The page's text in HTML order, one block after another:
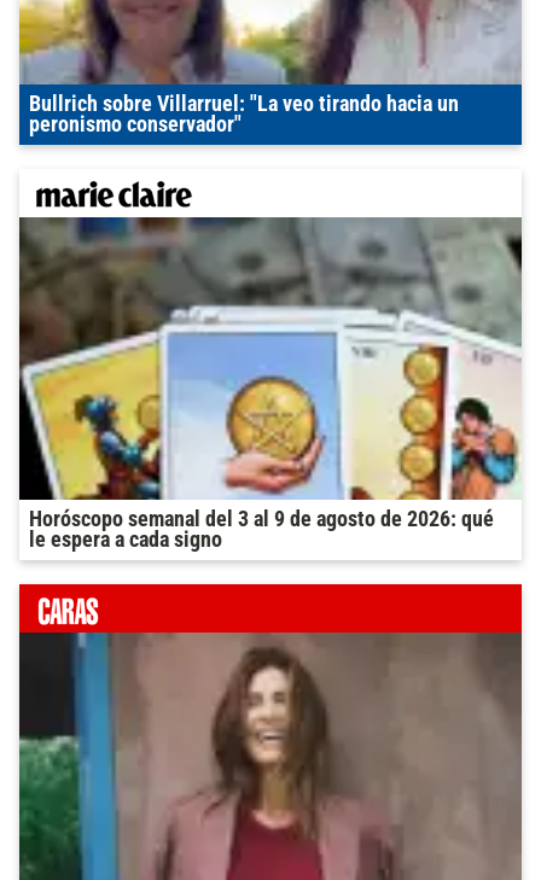
Bullrich sobre Villarruel: "La veo tirando hacia un
peronismo conservador"
Horóscopo semanal del 3 al 9 de agosto de 2026: qué
le espera a cada signo